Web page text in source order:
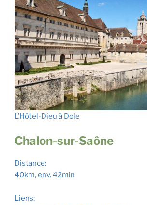
L’Hôtel-Dieu à Dole
Chalon-sur-Saône
Distance:
40km, env. 42min
Liens: